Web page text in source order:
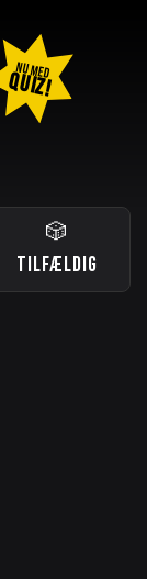
NU MED
QUIZ!
🎲
TILFÆLDIG